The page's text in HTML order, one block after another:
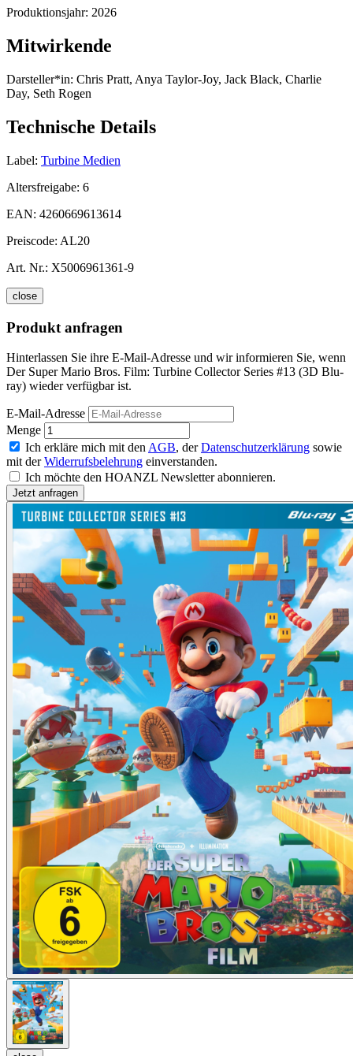
Produktionsjahr: 2026
Mitwirkende
Darsteller*in: Chris Pratt, Anya Taylor-Joy, Jack Black, Charlie
Day, Seth Rogen
Technische Details
Label: Turbine Medien
Altersfreigabe: 6
EAN: 4260669613614
Preiscode: AL20
Art. Nr.: X5006961361-9
close
Produkt anfragen
Hinterlassen Sie ihre E-Mail-Adresse und wir informieren Sie, wenn
Der Super Mario Bros. Film: Turbine Collector Series #13 (3D Blu-
ray) wieder verfügbar ist.
E-Mail-Adresse
Menge
Ich erkläre mich mit den AGB, derDatenschutzerklärung sowie
mit derWiderrufsbelehrung einverstanden.
Ich möchte den HOANZL Newsletter abonnieren.